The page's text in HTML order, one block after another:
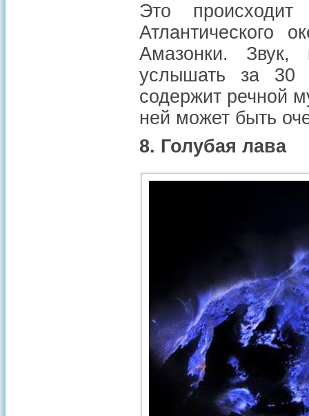
Это
Атлантического
Амазонки.
услышать за 30
содержит речной
ней может быть
8. Голубая лава